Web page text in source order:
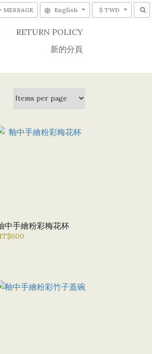
MESSAGE English $ TWD
RETURN POLICY
新的分頁
中手繪粉彩梅花杯